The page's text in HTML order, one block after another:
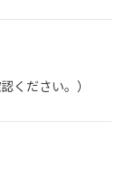
ください。）